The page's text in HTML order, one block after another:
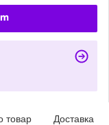
товар Доставка